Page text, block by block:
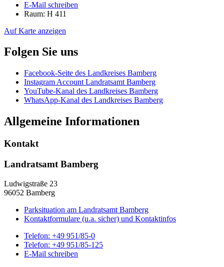
E-Mail schreiben
Raum: H 411
Auf Karte anzeigen
Folgen Sie uns
Facebook-Seite des Landkreises Bamberg
Instagram Account Landratsamt Bamberg
YouTube-Kanal des Landkreises Bamberg
WhatsApp-Kanal des Landkreises Bamberg
Allgemeine Informationen
Kontakt
Landratsamt Bamberg
Ludwigstraße 23
96052 Bamberg
Parksituation am Landratsamt Bamberg
Kontaktformulare (u.a. sicher) und Kontaktinfos
Telefon: +49 951/85-0
Telefon: +49 951/85-125
E-Mail schreiben